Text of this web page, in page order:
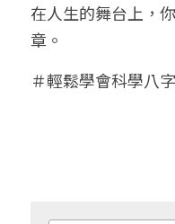
在人生的舞台上，
章。
＃輕鬆學會科學八